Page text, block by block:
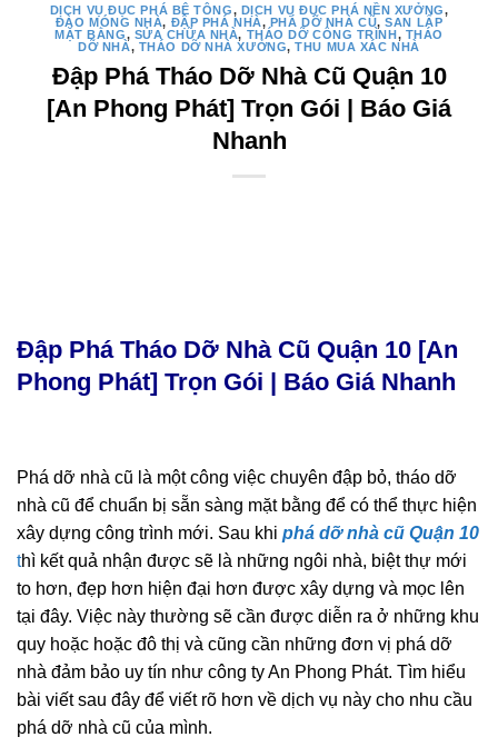
DỊCH VỤ ĐỤC PHÁ BÊ TÔNG DỊCH VỤ ĐỤC PHÁ NỀN XƯỞNG
ĐÀO MÓNG NHÀ
ĐẬP PHÁ NHÀ PHÁ DỠ NHÀ CŨ ,SAN LẤP
MẶT BẰNG
SỬA CHỮA NHÀ THÁO DỠ CÔNG TRÌNH
THÁO
DỠ NHÀ
THÁO DỠ NHÀ XƯỞNG ,THU MUA XÁC NHÀ
Đập Phá Tháo Dỡ Nhà Cũ Quận 10
[An Phong Phát] Trọn Gói | Báo Giá
Nhanh
Đập Phá Tháo Dỡ Nhà Cũ Quận 10 [An
Phong Phát] Trọn Gói | Báo Giá Nhanh
Phá dỡ nhà cũ là một công việc chuyên đập bỏ, tháo dỡ
nhà cũ để chuẩn bị sẵn sàng mặt bằng để có thể thực hiện
xây dựng công trình mới. Sau khi phá dỡ nhà cũ Quận 10
thì kết quả nhận được sẽ là những ngôi nhà, biệt thự mới
to hơn, đẹp hơn hiện đại hơn được xây dựng và mọc lên
tại đây. Việc này thường sẽ cần được diễn ra ở những khu
quy hoặc hoặc đô thị và cũng cần những đơn vị phá dỡ
nhà đảm bảo uy tín như công ty An Phong Phát. Tìm hiểu
bài viết sau đây để viết rõ hơn về dịch vụ này cho nhu cầu
phá dỡ nhà cũ của mình.